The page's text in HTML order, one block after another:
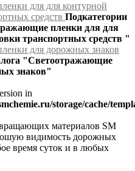
для для контурной
средств Подкатегории
пленки для для
транспортных средств "
для дорожных знаков
"Светоотражающие
знаков"
in
storage/cache/
материалов SM
видимость дорожных
время суток и в любых